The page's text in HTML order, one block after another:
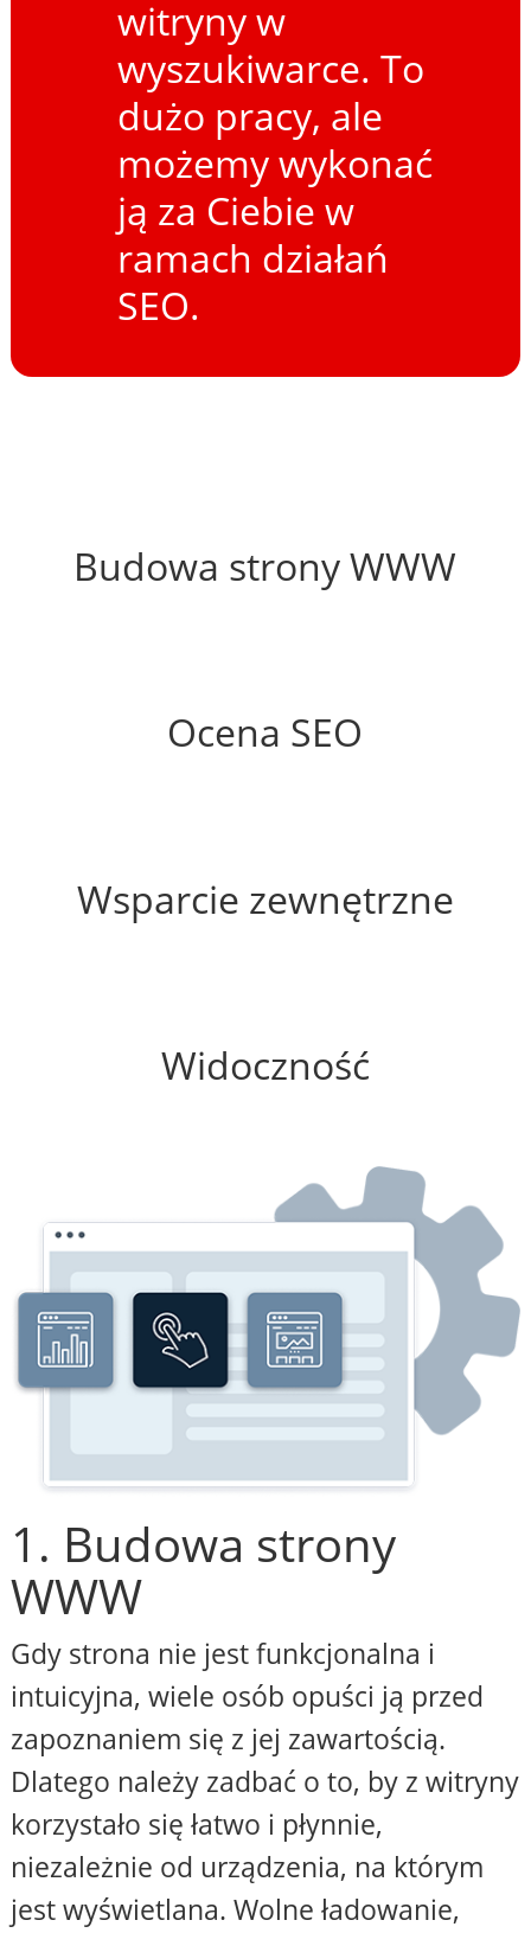
witryny w
wyszukiwarce. To
dużo pracy, ale
możemy wykonać
ją za Ciebie w
ramach działań
SEO.
Budowa strony WWW
Ocena SEO
Wsparcie zewnętrzne
Widoczność
1. Budowa strony
WWW
Gdy strona nie jest funkcjonalna i
intuicyjna, wiele osób opuści ją przed
zapoznaniem się z jej zawartością.
Dlatego należy zadbać o to, by z witryny
korzystało się łatwo i płynnie,
niezależnie od urządzenia, na którym
jest wyświetlana. Wolne ładowanie,